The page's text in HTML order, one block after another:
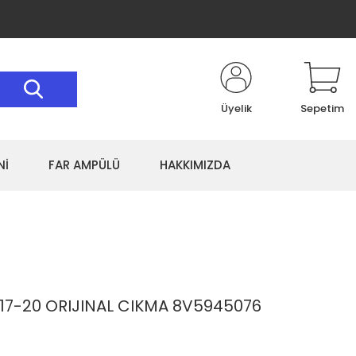
Üyelik Sepetim
FAR AMPÜLÜ HAKKIMIZDA
20 ORIJINAL CIKMA 8V5945076